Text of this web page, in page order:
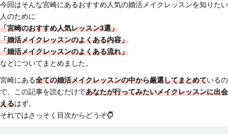
今回はそんな宮崎にあるおすすめ人気の婚活メイクレッスンを知りたい
人のために
「宮崎のおすすめ人気レッスン3選」
「婚活メイクレッスンのよくある内容」
「婚活メイクレッスンのよくある流れ」
などについてまとめました。
宮崎にある全ての婚活メイクレッスンの中から厳選してまとめているの
で、この記事を読むだけであなたが行ってみたいメイクレッスンに出会
えるはず。
それではさっそく目次からどうぞ